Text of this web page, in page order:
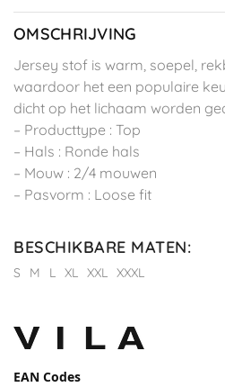
OMSCHRIJVING
Jersey stof is warm, soepel,
waardoor het een populaire
dicht op het lichaam worden
– Producttype : Top
– Hals : Ronde hals
– Mouw : 2/4 mouwen
– Pasvorm : Loose fit
BESCHIKBARE MATEN:
S M L XL XXL XXXL
EAN Codes